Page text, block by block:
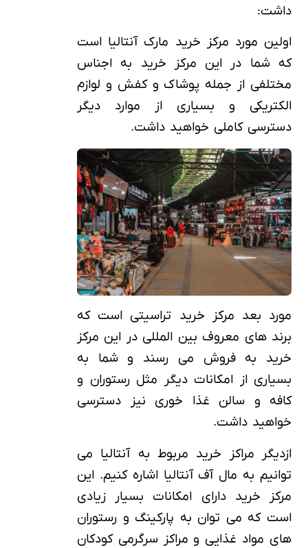
داشت:
اولین مورد مرکز خرید مارک آنتالیا است
که شما در این مرکز خرید به اجناس
مختلفی از جمله پوشاک و کفش و لوازم
الکتریکی و بسیاری از موارد دیگر
دسترسی کاملی خواهید داشت.
مورد بعد مرکز خرید تراسیتی است که
برند های معروف بین المللی در این مرکز
خرید به فروش می رسند و شما به
بسیاری از امکانات دیگر مثل رستوران و
کافه و سالن غذا خوری نیز دسترسی
خواهید داشت.
ازدیگر مراکز خرید مربوط به آنتالیا می
توانیم به مال آف آنتالیا اشاره کنیم. این
مرکز خرید دارای امکانات بسیار زیادی
است که می توان به پارکینگ و رستوران
های مواد غذایی و مراکز سرگرمی کودکان